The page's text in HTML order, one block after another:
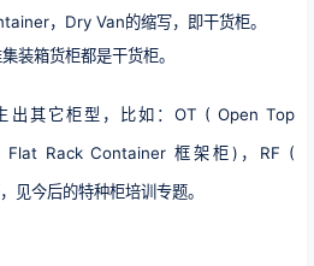
，Dry Van的缩写，即干货柜。
装箱货柜都是干货柜。
出其它柜型，比如：OT ( Open Top
Flat Rack Container 框架柜)，RF (
今后的特种柜培训专题。